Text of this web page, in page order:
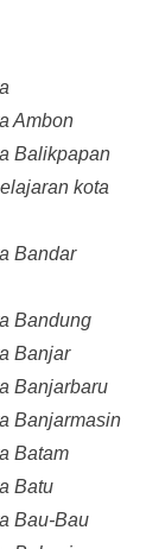
Ambon
Balikpapan
kota
Bandar
Bandung
Banjar
Banjarbaru
Banjarmasin
Batam
Batu
Bau-Bau